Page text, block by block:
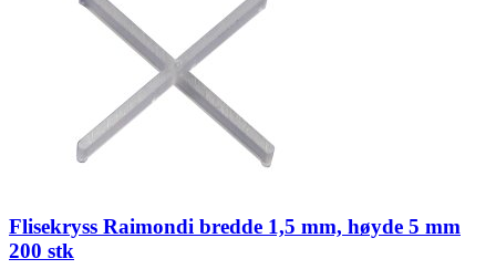
Flisekryss Raimondi bredde 1,5 mm, høyde 5 mm
200 stk